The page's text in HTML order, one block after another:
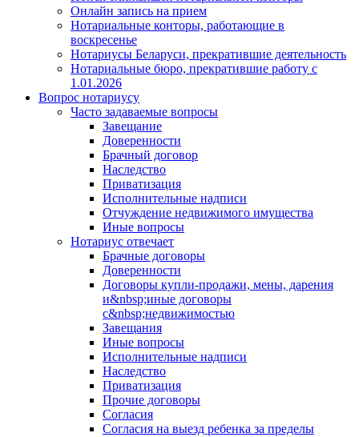
Онлайн запись на прием
Нотариальные конторы, работающие в
воскресенье
Нотариусы Беларуси, прекратившие деятельность
Нотариальные бюро, прекратившие работу с
1.01.2026
Вопрос нотариусу
Часто задаваемые вопросы
Завещание
Доверенности
Брачный договор
Наследство
Приватизация
Исполнительные надписи
Отчуждение недвижимого имущества
Иные вопросы
Нотариус отвечает
Брачные договоры
Доверенности
Договоры купли-продажи, мены, дарения
и&nbsp;иные договоры
с&nbsp;недвижимостью
Завещания
Иные вопросы
Исполнительные надписи
Наследство
Приватизация
Прочие договоры
Согласия
Согласия на выезд ребенка за пределы